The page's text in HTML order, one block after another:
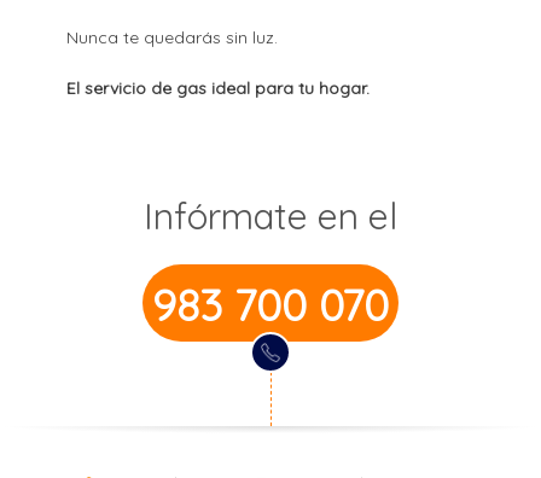
Nunca te quedarás sin luz.
El servicio de gas ideal para tu hogar.
Infórmate en el
983 700 070